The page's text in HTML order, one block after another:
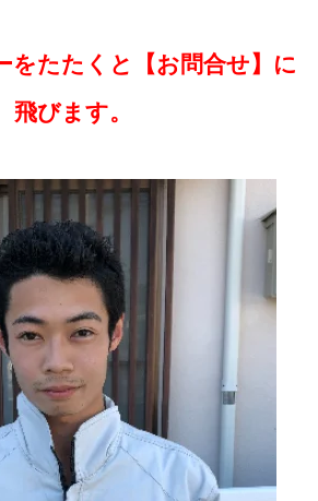
をたたくと【お問合せ】に
飛びます。